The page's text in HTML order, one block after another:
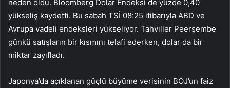
neden oldu. Bloomberg Dolar Endeksi de yüzde 0,40
yükseliş kaydetti. Bu sabah TSİ 08:25 itibarıyla ABD ve
Avrupa vadeli endeksleri yükseliyor. Tahviller Peerşembe
günkü satışların bir kısmını telafi ederken, dolar da bir
miktar zayıfladı.
Japonya’da açıklanan güçlü büyüme verisinin BOJ’un faiz